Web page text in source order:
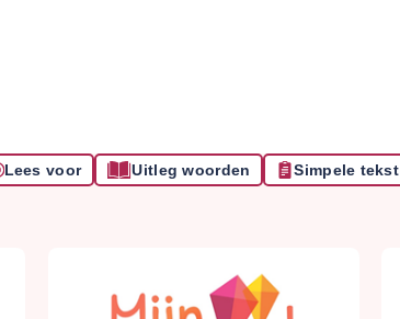
Lees voor Uitleg woorden Simpele tekst